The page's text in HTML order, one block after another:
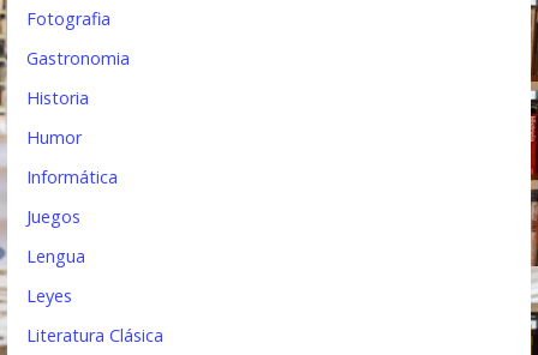
Fotografia
Gastronomia
Historia
Humor
Informática
Juegos
Lengua
Leyes
Literatura Clásica